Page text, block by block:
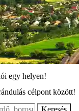
egy helyen!
célpont között!